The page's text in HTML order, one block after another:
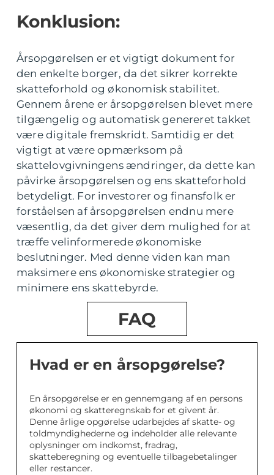
Konklusion:
Årsopgørelsen er et vigtigt dokument for
den enkelte borger, da det sikrer korrekte
skatteforhold og økonomisk stabilitet.
Gennem årene er årsopgørelsen blevet mere
tilgængelig og automatisk genereret takket
være digitale fremskridt. Samtidig er det
vigtigt at være opmærksom på
skattelovgivningens ændringer, da dette kan
påvirke årsopgørelsen og ens skatteforhold
betydeligt. For investorer og finansfolk er
forståelsen af årsopgørelsen endnu mere
væsentlig, da det giver dem mulighed for at
træffe velinformerede økonomiske
beslutninger. Med denne viden kan man
maksimere ens økonomiske strategier og
minimere ens skattebyrde.
FAQ
Hvad er en årsopgørelse?
En årsopgørelse er en gennemgang af en persons
økonomi og skatteregnskab for et givent år.
Denne årlige opgørelse udarbejdes af skatte- og
toldmyndighederne og indeholder alle relevante
oplysninger om indkomst, fradrag,
skatteberegning og eventuelle tilbagebetalinger
eller restancer.